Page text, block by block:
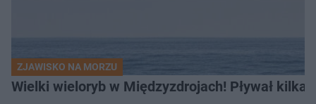
ZJAWISKO NA MORZU
Wielki wieloryb w Międzyzdrojach! Pływał